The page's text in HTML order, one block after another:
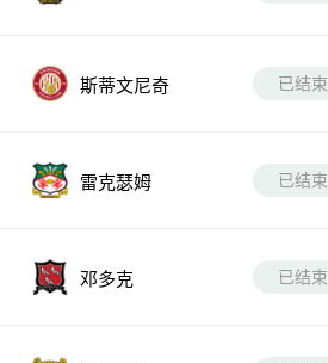
斯蒂文尼奇 已结束
雷克瑟姆 已结束
邓多克 已结束